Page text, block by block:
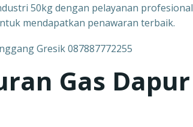
50kg dengan pelayanan profesional
mendapatkan penawaran terbaik.
Gas Dapur